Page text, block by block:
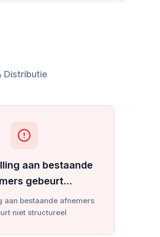
Distributie
aan bestaande
gebeurt…
aan bestaande afnemers
niet structureel